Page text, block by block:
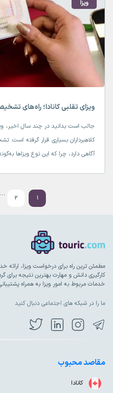
ویزا
ویزای تقلبی کانادا؛ راه‌های
جالب است بدانید در چند سال اخیر،
کلاهبرداران بسیاری قرار گرفته است.
آگاهی دارد، چرا که این نوع ویزاها
1
2
…
مطمئن ترین راه برای درخواست ویزا،
کارگیری دانش و مهارت بهترین نتیجه برای
خدمات مربوط به امور ویزا به همراه
ما را در شبکه های اجتماعی دنبال کنید
مقاصد محبوب
کانادا